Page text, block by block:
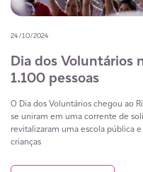
24/10/2024
Dia dos Voluntários
1.100 pessoas
O Dia dos Voluntários chegou ao
se uniram em uma corrente de
revitalizaram uma escola pública
crianças